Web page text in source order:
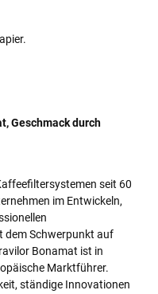
Geschmack durch
seit 60
im Entwickeln,
dem Schwerpunkt auf
Bonamat ist in
Marktführer.
ständige Innovationen